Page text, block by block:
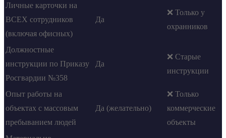
Личные карточки на
ВСЕХ сотрудников
(включая офисных)
Да
❌ Только у
охранников
Должностные
инструкции по Приказу
Росгвардии №358
Да
❌ Старые
инструкции
Опыт работы на
объектах с массовым
пребыванием людей
Да (желательно)
❌ Только
коммерческие
объекты